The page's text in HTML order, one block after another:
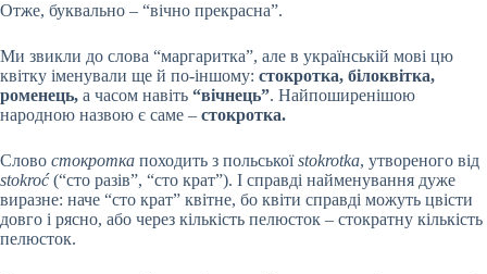
Отже, буквально – “вічно прекрасна”.
Ми звикли до слова “маргаритка”, але в українській мові цю
квітку іменували ще й по-іншому: стокротка, білоквітка,
роменець, а часом навіть “вічнець”. Найпоширенішою
народною назвою є саме – стокротка.
Слово стокротка походить з польськоїstokrotka, утвореного від
stokroć (“сто разів”, “сто крат”). І справді найменування дуже
виразне: наче “сто крат” квітне, бо квіти справді можуть цвісти
довго і рясно, або через кількість пелюсток – стократну кількість
пелюсток.